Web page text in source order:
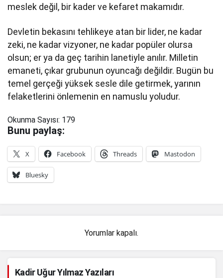
meslek değil, bir kader ve kefaret makamıdır.
Devletin bekasını tehlikeye atan bir lider, ne kadar
zeki, ne kadar vizyoner, ne kadar popüler olursa
olsun; er ya da geç tarihin lanetiyle anılır. Milletin
emaneti, çıkar grubunun oyuncağı değildir. Bugün bu
temel gerçeği yüksek sesle dile getirmek, yarının
felaketlerini önlemenin en namuslu yoludur.
Okunma Sayısı: 179
Bunu paylaş:
X Facebook Threads Mastodon
Bluesky
Yorumlar kapalı.
Kadir Uğur Yılmaz Yazıları